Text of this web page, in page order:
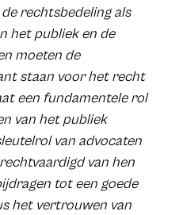
rechtsbedeling als
het publiek en de
moeten de
staan voor het recht
een fundamentele rol
van het publiek
van advocaten
van hen
tot een goede
het vertrouwen van